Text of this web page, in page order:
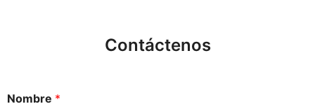
Contáctenos
Nombre *